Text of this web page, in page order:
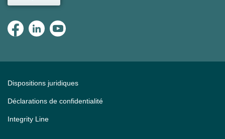
Dispositions juridiques
Déclarations de confidentialité
Integrity Line